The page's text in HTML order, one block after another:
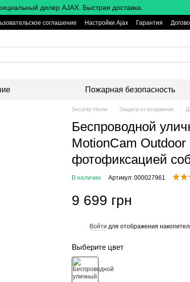
дилер AJAX. Быстрая доставка.
соглашение Настройки Ajax Гарантия
Пожарная безопасность
Security Home Защита от вторжения
Беспроводной
MotionCam
фотофиксацией
В наличии Артикул: 000027961
9 699 грн
Войти для отображения
Выберите цвет